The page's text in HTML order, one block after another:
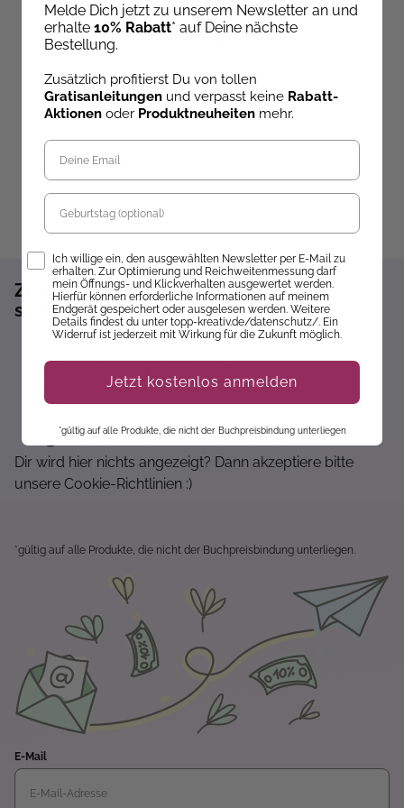
Taschenkalender 2027
Ab dem 10.09.26
24,95 €
genäht
24,90 €
Zum Newsletter anmelden und 10%
sparen!*
Über Neuheiten informiert werden
Dir wird hier nichts angezeigt? Dann akzeptiere bitte
unsere Cookie-Richtlinien :)
*gültig auf alle Produkte, die nicht der Buchpreisbindung unterliegen.
E-Mail
Melde Dich jetzt zu unserem Newsletter an und
erhalte 10% Rabatt* auf Deine nächste
Bestellung.
Zusätzlich profitierst Du von tollen
Gratisanleitungen und verpasst keine Rabatt-
Aktionen oder Produktneuheiten mehr.
Geburtstag
Opt-InIch willige ein, den ausgewählten Newsletter per E-Mail zu
erhalten. Zur Optimierung und Reichweitenmessung darf
mein Öffnungs- und Klickverhalten ausgewertet werden.
Hierfür können erforderliche Informationen auf meinem
Endgerät gespeichert oder ausgelesen werden. Weitere
Details findest du unter topp-kreativ.de/datenschutz/. Ein
Widerruf ist jederzeit mit Wirkung für die Zukunft möglich.
Jetzt kostenlos anmelden
*gültig auf alle Produkte, die nicht der Buchpreisbindung unterliegen